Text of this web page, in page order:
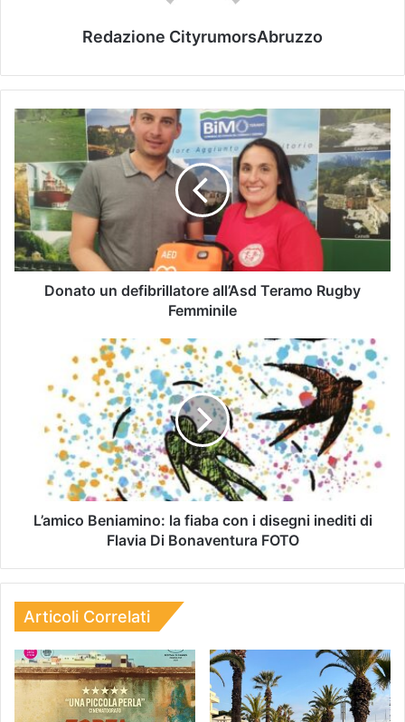
Redazione CityrumorsAbruzzo
Donato un defibrillatore all’Asd Teramo Rugby
Femminile
L’amico Beniamino: la fiaba con i disegni inediti di
Flavia Di Bonaventura FOTO
Articoli Correlati